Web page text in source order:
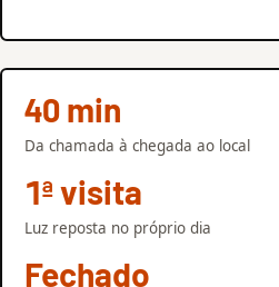
40 min
Da chamada à chegada ao local
1ª visita
Luz reposta no próprio dia
Fechado